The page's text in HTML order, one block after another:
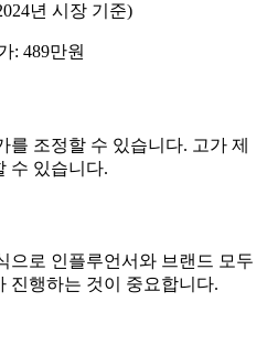
년 시장 기준)
: 489만원
를 조정할 수 있습니다. 고가 제
수 있습니다.
으로 인플루언서와 브랜드 모두
진행하는 것이 중요합니다.